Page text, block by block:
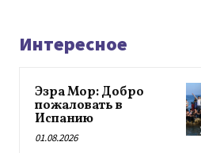
Интересное
Эзра Мор: Добро
пожаловать в
Испанию
01.08.2026